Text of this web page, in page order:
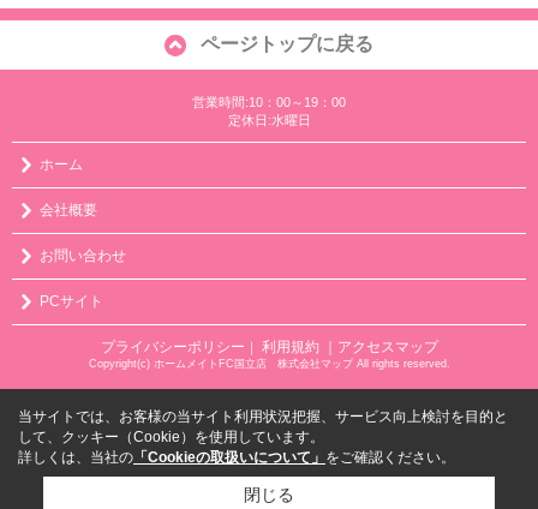
ページトップに戻る
営業時間:10：00～19：00
定休日:水曜日
ホーム
会社概要
お問い合わせ
PCサイト
プライバシーポリシー ｜ 利用規約 ｜アクセスマップ
Copyright(c) ホームメイトFC国立店 株式会社マップ All rights reserved.
当サイトでは、お客様の当サイト利用状況把握、サービス向上検討を目的と
して、クッキー（Cookie）を使用しています。
詳しくは、当社の 「Cookieの取扱いについて」 をご確認ください。
閉じる